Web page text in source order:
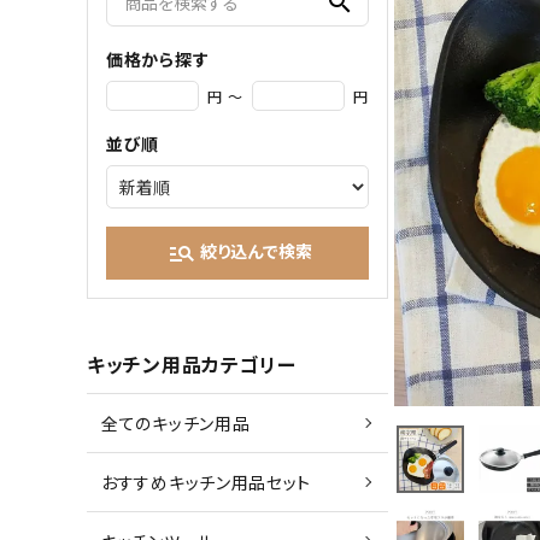
価格から探す
円 ～ 円
並び順
manage_search 絞り込んで検索
キッチン用品カテゴリー
全てのキッチン用品
おすすめキッチン用品セット